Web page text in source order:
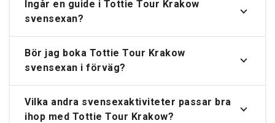
Ingår en guide i Tottie Tour Krakow
svensexan?
Bör jag boka Tottie Tour Krakow
svensexan i förväg?
Vilka andra svensexaktiviteter passar bra
ihop med Tottie Tour Krakow?